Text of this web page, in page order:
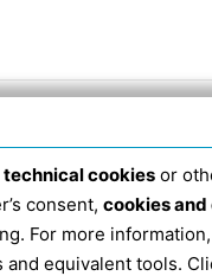
technical cookies or
consent, cookies
For more
equivalent tools.